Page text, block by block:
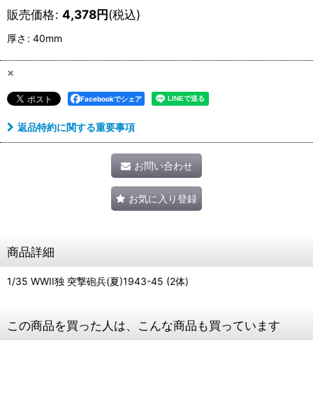
販売価格: 4,378円(税込)
厚さ : 40mm
×
Facebookでシェア
返品特約に関する重要事項
お問い合わせ
お気に入り登録
商品詳細
1/35 WWII独 突撃砲兵(夏)1943-45 (2体)
この商品を買った人は、こんな商品も買っています